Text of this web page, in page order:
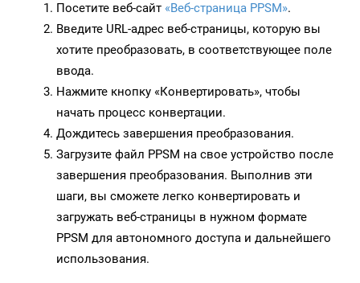
Посетите веб-сайт «Веб-страница PPSM».
Введите URL-адрес веб-страницы, которую вы
хотите преобразовать, в соответствующее поле
ввода.
Нажмите кнопку «Конвертировать», чтобы
начать процесс конвертации.
Дождитесь завершения преобразования.
Загрузите файл PPSM на свое устройство после
завершения преобразования. Выполнив эти
шаги, вы сможете легко конвертировать и
загружать веб-страницы в нужном формате
PPSM для автономного доступа и дальнейшего
использования.